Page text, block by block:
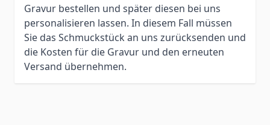
Gravur bestellen und später diesen bei uns
personalisieren lassen. In diesem Fall müssen
Sie das Schmuckstück an uns zurücksenden und
die Kosten für die Gravur und den erneuten
Versand übernehmen.